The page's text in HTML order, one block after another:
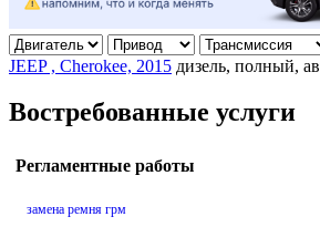
JEEP , Cherokee, 2015 дизель, полный,
Востребованные услуги
Регламентные работы
замена ремня грм